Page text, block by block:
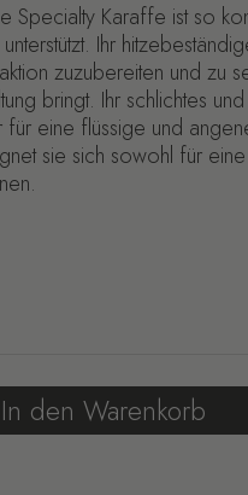
Specialty Karaffe ist so
Ihr
zuzubereiten und zu
bringt. Ihr schlichtes
eine flüssige und
sie sich sowohl für eine
In den Warenkorb